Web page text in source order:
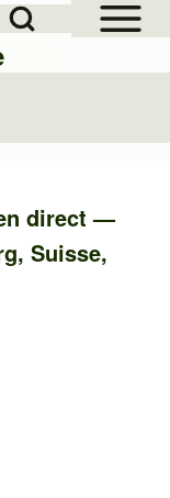
direct —
Suisse,